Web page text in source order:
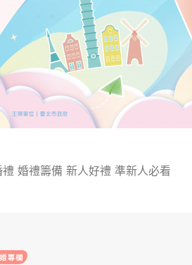
婚禮籌備 新人好禮 準新人必看